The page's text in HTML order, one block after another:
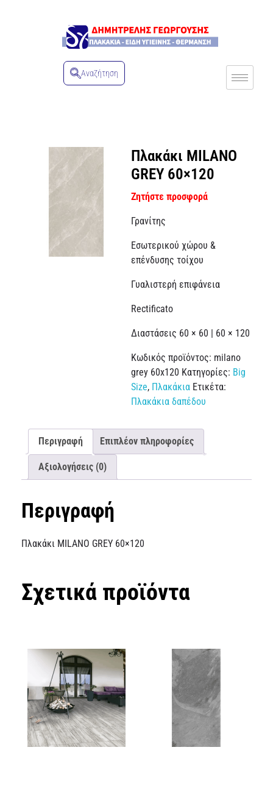
Αναζήτηση
Πλακάκι MILANO
GREY 60×120
Ζητήστε προσφορά
Γρανίτης
Εσωτερικού χώρου &
επένδυσης τοίχου
Γυαλιστερή επιφάνεια
Rectificato
Διαστάσεις 60 × 60 | 60 × 120
Κωδικός προϊόντος: milano
grey 60x120 Κατηγορίες: Big
Size, Πλακάκια Ετικέτα:
Πλακάκια δαπέδου
Περιγραφή Επιπλέον πληροφορίες
Αξιολογήσεις (0)
Περιγραφή
Πλακάκι MILANO GREY 60×120
Σχετικά προϊόντα